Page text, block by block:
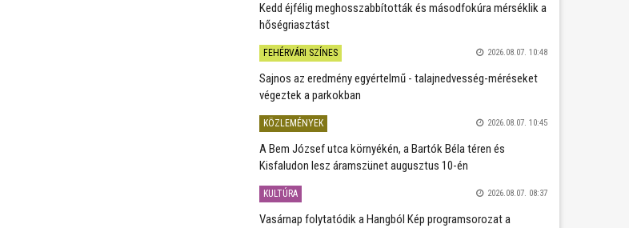
Kedd éjfélig meghosszabbították és másodfokúra mérséklik a
hőségriasztást
FEHÉRVÁRI SZÍNES 2026.08.07. 10:48
Sajnos az eredmény egyértelmű - talajnedvesség-méréseket
végeztek a parkokban
KÖZLEMÉNYEK 2026.08.07. 10:45
A Bem József utca környékén, a Bartók Béla téren és
Kisfaludon lesz áramszünet augusztus 10-én
KULTÚRA 2026.08.07. 08:37
Vasárnap folytatódik a Hangból Kép programsorozat a